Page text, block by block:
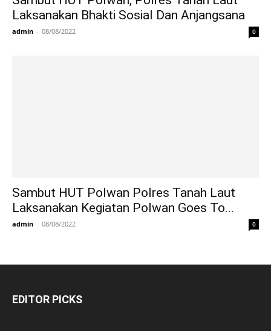
Laksanakan Bhakti Sosial Dan Anjangsana
admin - 08/08/2022 0
Sambut HUT Polwan Polres Tanah Laut
Laksanakan Kegiatan Polwan Goes To...
admin - 08/08/2022 0
EDITOR PICKS